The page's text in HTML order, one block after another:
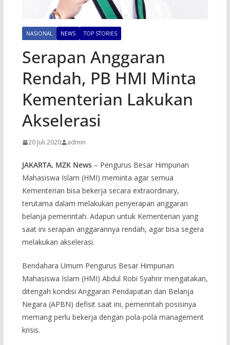
NASIONAL NEWS TOP STORIES
Serapan Anggaran
Rendah, PB HMI Minta
Kementerian Lakukan
Akselerasi
20 Juli 2020 admin
JAKARTA, MZK News– Pengurus Besar Himpunan
Mahasiswa Islam (HMI) meminta agar semua
Kementerian bisa bekerja secara extraordinary,
terutama dalam melakukan penyerapan anggaran
belanja pemerintah. Adapun untuk Kementerian yang
saat ini serapan anggarannya rendah, agar bisa segera
melakukan akselerasi.
Bendahara Umum Pengurus Besar Himpunan
Mahasiswa Islam (HMI) Abdul Robi Syahrir mengatakan,
ditengah kondisi Anggaran Pendapatan dan Belanja
Negara (APBN) defisit saat ini, pemerintah posisinya
memang perlu bekerja dengan pola-pola management
krisis.